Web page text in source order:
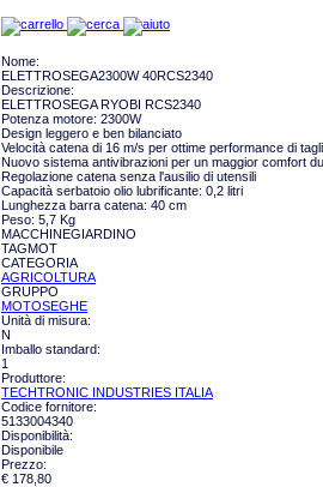
Nome:
ELETTROSEGA2300W 40RCS2340
Descrizione:
ELETTROSEGA RYOBI RCS2340
Potenza motore: 2300W
Design leggero e ben bilanciato
Velocità catena di 16 m/s per ottime performance di
Nuovo sistema antivibrazioni per un maggior comfort
Regolazione catena senza l'ausilio di utensili
Capacità serbatoio olio lubrificante: 0,2 litri
Lunghezza barra catena: 40 cm
Peso: 5,7 Kg
MACCHINEGIARDINO
TAGMOT
CATEGORIA
AGRICOLTURA
GRUPPO
MOTOSEGHE
Unità di misura:
N
Imballo standard:
1
Produttore:
TECHTRONIC INDUSTRIES ITALIA
Codice fornitore:
5133004340
Disponibilità:
Disponibile
Prezzo:
€ 178,80